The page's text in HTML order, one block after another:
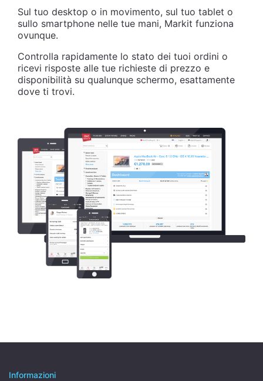
Sul tuo desktop o in movimento, sul tuo tablet o
sullo smartphone nelle tue mani, Markit funziona
ovunque.
Controlla rapidamente lo stato dei tuoi ordini o
ricevi risposte alle tue richieste di prezzo e
disponibilità su qualunque schermo, esattamente
dove ti trovi.
Informazioni